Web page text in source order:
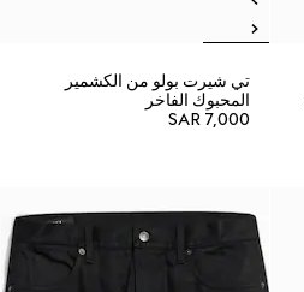
تي شيرت بولو من الكشمير
المحبوك الفاخر
SAR 7,000